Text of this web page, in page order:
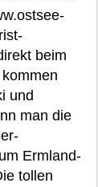
beim
und
man die
Ermland-
tollen